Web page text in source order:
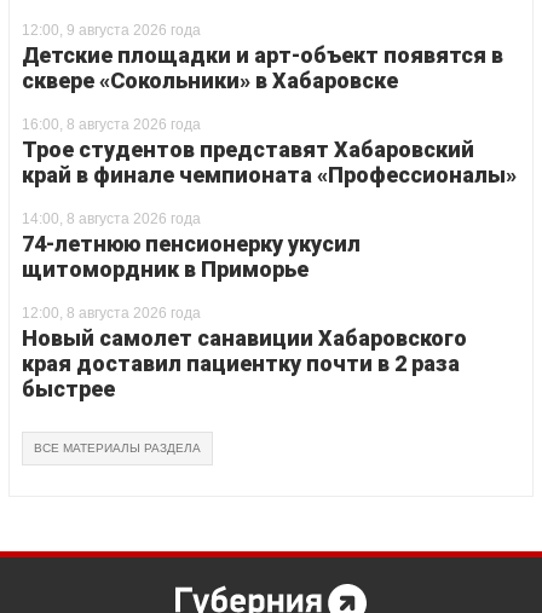
12:00, 9 августа 2026 года
Детские площадки и арт-объект появятся в
сквере «Сокольники» в Хабаровске
16:00, 8 августа 2026 года
Трое студентов представят Хабаровский
край в финале чемпионата «Профессионалы»
14:00, 8 августа 2026 года
74-летнюю пенсионерку укусил
щитомордник в Приморье
12:00, 8 августа 2026 года
Новый самолет санавиции Хабаровского
края доставил пациентку почти в 2 раза
быстрее
ВСЕ МАТЕРИАЛЫ РАЗДЕЛА